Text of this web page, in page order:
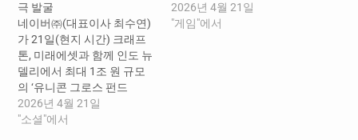
극 발굴
네이버㈜(대표이사 최수연)
가 21일(현지 시간) 크래프
톤, 미래에셋과 함께 인도 뉴
델리에서 최대 1조 원 규모
의 ‘유니콘 그로스 펀드
(Unicorn Growth Fund, 이하
UGF)’ 조성 기념 간담회를
2026년 4월 21일
"소셜"에서
2026년 4월 21일
"게임"에서